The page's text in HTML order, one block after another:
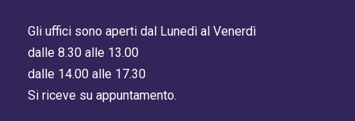
Gli uffici sono aperti dal Lunedì al Venerdì
dalle 8.30 alle 13.00
dalle 14.00 alle 17.30
Si riceve su appuntamento.